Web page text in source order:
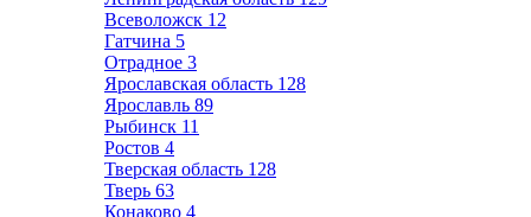
Всеволожск 12
Гатчина 5
Отрадное 3
Ярославская область 128
Ярославль 89
Рыбинск 11
Ростов 4
Тверская область 128
Тверь 63
Конаково 4